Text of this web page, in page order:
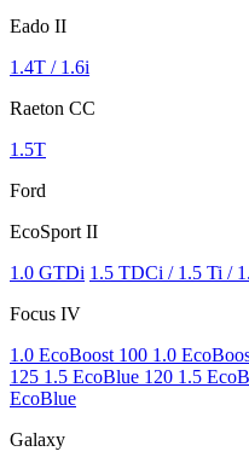
Eado II
1.4T / 1.6i
Raeton CC
1.5T
Ford
EcoSport II
1.0 GTDi 1.5 TDCi / 1.5 Ti /
Focus IV
1.0 EcoBoost 100 1.0
125 1.5 EcoBlue 120 1.5
EcoBlue
Galaxy